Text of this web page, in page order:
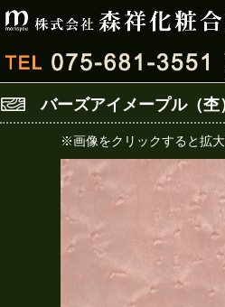
バーズアイメープル（杢
※画像をクリックすると拡大